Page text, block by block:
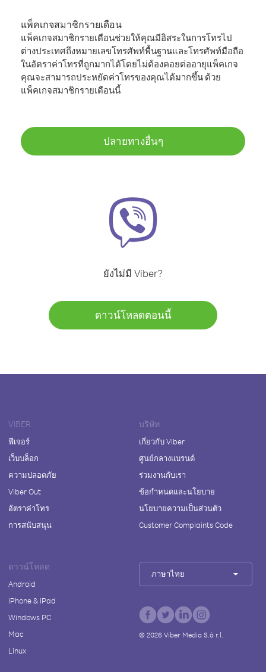
แพ็คเกจสมาชิกรายเดือน
แพ็คเกจสมาชิกรายเดือนช่วยให้คุณมีอิสระในการโทรไป
ต่างประเทศถึงหมายเลขโทรศัพท์พื้นฐานและโทรศัพท์มือถือ
ในอัตราค่าโทรที่ถูกมากได้โดยไม่ต้องคอยต่ออายุแพ็คเกจ
คุณจะสามารถประหยัดค่าโทรของคุณได้มากขึ้น ด้วย
แพ็คเกจสมาชิกรายเดือนนี้
ปลายทางอื่นๆ
ยังไม่มี Viber?
ดาวน์โหลดตอนนี้
VIBER
ฟีเจอร์
เว็บบล็อก
ความปลอดภัย
Viber Out
อัตราค่าโทร
การสนับสนุน
บริษัท
เกี่ยวกับ Viber
ศูนย์กลางแบรนด์
ร่วมงานกับเรา
ข้อกำหนดและนโยบาย
นโยบายความเป็นส่วนตัว
Customer Complaints Code
ดาวน์โหลด
Android
iPhone & iPad
Windows PC
Mac
Linux
ภาษาไทย
© 2026Viber Media S.à r.l.